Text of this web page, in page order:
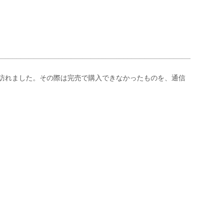
ました。その際は完売で購入できなかったものを、通信